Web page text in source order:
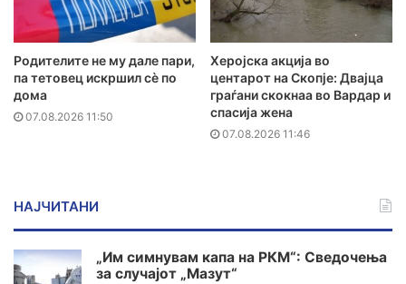
Родителите не му дале пари,
па тетовец искршил сѐ по
дома
07.08.2026 11:50
Херојска акција во
центарот на Скопје: Двајца
граѓани скокнаа во Вардар и
спасија жена
07.08.2026 11:46
НАЈЧИТАНИ
„Им симнувам капа на РКМ“: Сведочења
за случајот „Мазут“